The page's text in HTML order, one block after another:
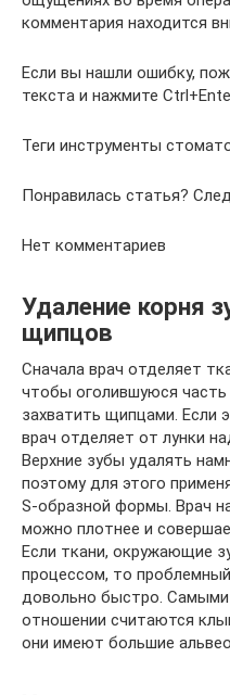
комментария находится
Если вы нашли ошибку,
текста и нажмите
Теги инструменты
Понравилась статья?
Нет комментариев
Удаление корня
щипцов
Сначала врач отделяет
чтобы оголившуюся
захватить щипцами. Если
врач отделяет от лунки
Верхние зубы удалять
поэтому для этого
S-образной формы. Врач
можно плотнее и
Если ткани, окружающие
процессом, то
довольно быстро.
отношении считаются
они имеют большие